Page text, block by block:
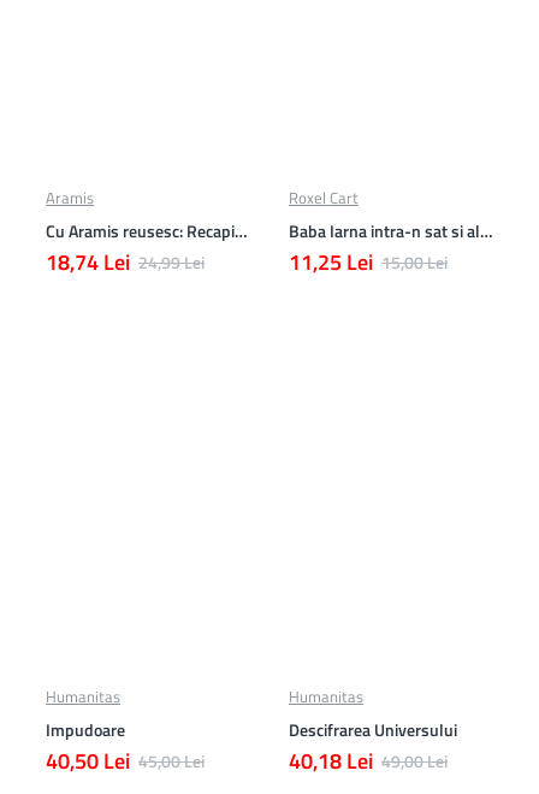
Aramis
Cu Aramis reusesc: Recapitulare si evaluare - Clasa a 4-a (Matematica, Stiinte ale naturii si Educatie civica)
18,74 Lei 24,99 Lei
Roxel Cart
Baba Iarna intra-n sat si alte poezii
11,25 Lei 15,00 Lei
Humanitas
Impudoare
40,50 Lei 45,00 Lei
Humanitas
Descifrarea Universului
40,18 Lei 49,00 Lei